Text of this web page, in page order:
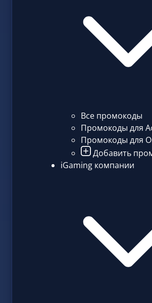
Все промокоды
Промокоды для
Промокоды для
Добавить
iGaming компании